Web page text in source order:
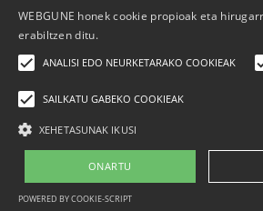
WEBGUNE honek cookie propioak eta
erabiltzen ditu.
ANALISI EDO NEURKETARAKO COOKIEAK
SAILKATU GABEKO COOKIEAK
XEHETASUNAK IKUSI
ONARTU
POWERED BY COOKIE-SCRIPT